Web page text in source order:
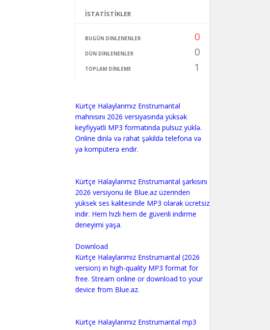
İSTATISTIKLER
BUGÜN DINLENENLER 0
DÜN DINLENENLER 0
TOPLAM DINLEME 1
Kürtçe Halaylarımız Enstrumantal
mahnısını 2026 versiyasında yüksək
keyfiyyətli MP3 formatında pulsuz yüklə.
Online dinlə və rahat şəkildə telefona və
ya kompüterə endir.
Kürtçe Halaylarımız Enstrumantal şarkısını
2026 versiyonu ile Blue.az üzerinden
yüksek ses kalitesinde MP3 olarak ücretsiz
indir. Hem hızlı hem de güvenli indirme
deneyimi yaşa.
Download
Kürtçe Halaylarımız Enstrumantal (2026
version) in high-quality MP3 format for
free. Stream online or download to your
device from Blue.az.
Kürtçe Halaylarımız Enstrumantal mp3